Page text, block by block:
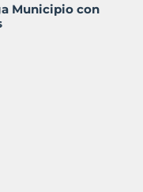
Municipio con